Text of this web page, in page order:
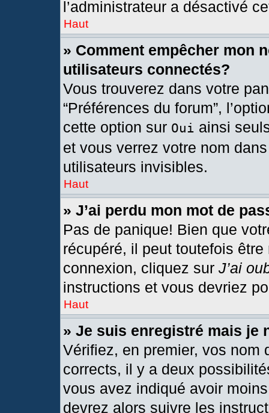
l’administrateur a désactivé
Haut
» Comment empêcher mon
utilisateurs connectés?
Vous trouverez dans votre
“Préférences du forum”,
cette option sur Oui ainsi
et vous verrez votre nom
utilisateurs invisibles.
Haut
» J’ai perdu mon mot de
Pas de panique! Bien que
récupéré, il peut toutefois
connexion, cliquez sur J’ai
instructions et vous devriez
Haut
» Je suis enregistré mais je
Vérifiez, en premier, vos nom
corrects, il y a deux
vous avez indiqué avoir
devrez alors suivre les